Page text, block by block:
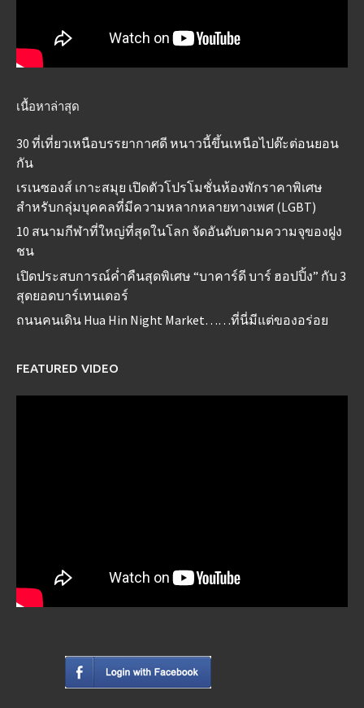
เนื้อหาล่าสุด
30 ที่เที่ยวเหนือบรรยากาศดี หนาวนี้ขึ้นเหนือไปต๊ะต่อนยอน
กัน
เรเนซองส์ เกาะสมุย เปิดตัวโปรโมชั่นห้องพักราคาพิเศษ
สำหรับกลุ่มบุคคลที่มีความหลากหลายทางเพศ (LGBT)
10 สนามกีฬาที่ใหญ่ที่สุดในโลก จัดอันดับตามความจุของฝูง
ชน
เปิดประสบการณ์ค่ำคืนสุดพิเศษ “บาคาร์ดี บาร์ ฮอปปิ้ง” กับ 3
สุดยอดบาร์เทนเดอร์
ถนนคนเดิน Hua Hin Night Market……ที่นี่มีแต่ของอร่อย
FEATURED VIDEO